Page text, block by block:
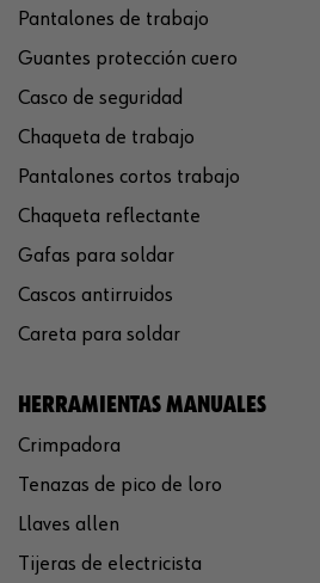
Pantalones de trabajo
Guantes protección cuero
Casco de seguridad
Chaqueta de trabajo
Pantalones cortos trabajo
Chaqueta reflectante
Gafas para soldar
Cascos antirruidos
Careta para soldar
HERRAMIENTAS MANUALES
Crimpadora
Tenazas de pico de loro
Llaves allen
Tijeras de electricista